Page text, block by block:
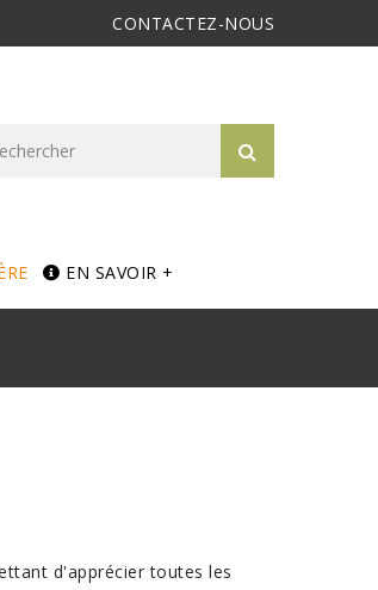
CONTACTEZ-NOUS
EN SAVOIR +
d'apprécier toutes les